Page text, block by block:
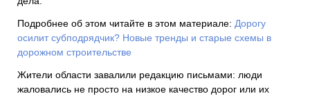
Подробнее об этом читайте в этом материале: Дорогу
осилит субподрядчик? Новые тренды и старые схемы в
дорожном строительстве
Жители области завалили редакцию письмами: люди
жаловались не просто на низкое качество дорог или их